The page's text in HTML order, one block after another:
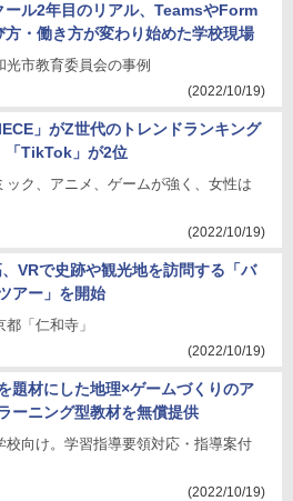
ール2年目のリアル、TeamsやForm
方・働き方が変わり始めた学校現場
光市教育委員会の事例
(2022/10/19)
」がZ世代のトレンドランキング
「TikTok」が2位
ック、アニメ、ゲームが強く、女性は
(2022/10/19)
VRで史跡や観光地を訪問する「バ
アー」を開始
「仁和寺」
(2022/10/19)
題材にした地理×ゲームづくりのア
ーニング型教材を無償提供
校向け。学習指導要領対応・指導案付
(2022/10/19)